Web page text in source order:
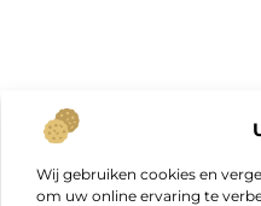
Wij gebruiken cookies en
om uw online ervaring te